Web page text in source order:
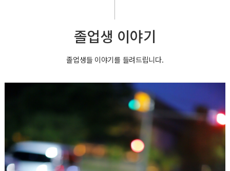
졸업생 이야기
졸업생들 이야기를 들려드립니다.